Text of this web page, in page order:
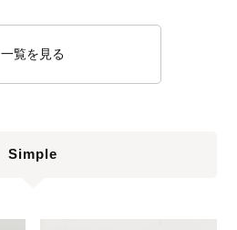
一覧を見る
Simple